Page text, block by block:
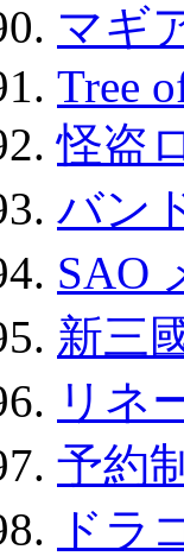
マギ
Tree
怪盗
バン
SAO
新三
リネ
予約
ドラ